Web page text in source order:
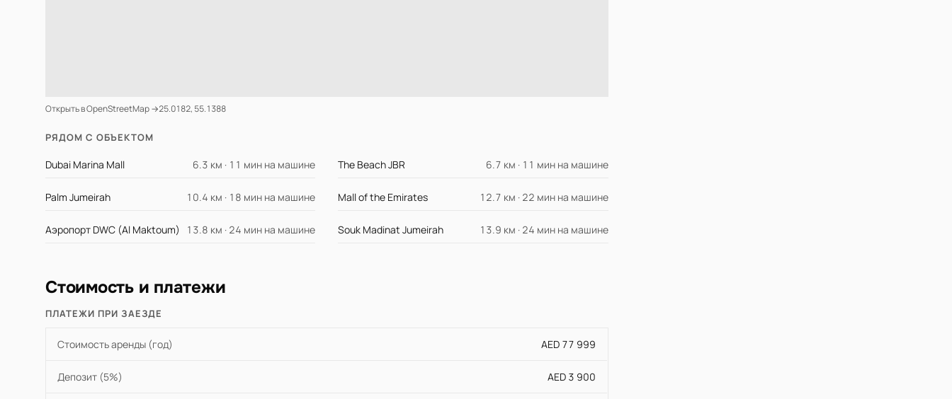
Открыть в OpenStreetMap →25.0182, 55.1388
РЯДОМ С ОБЪЕКТОМ
Dubai Marina Mall 6.3 км · 11 мин на машине The Beach JBR 6.7 км · 11 мин на машине
Palm Jumeirah 10.4 км · 18 мин на машине Mall of the Emirates 12.7 км · 22 мин на машине
Аэропорт DWC (Al Maktoum) 13.8 км · 24 мин на машине Souk Madinat Jumeirah 13.9 км · 24 мин на машине
Стоимость и платежи
ПЛАТЕЖИ ПРИ ЗАЕЗДЕ
Стоимость аренды (год) AED 77 999
Депозит (5%) AED 3 900